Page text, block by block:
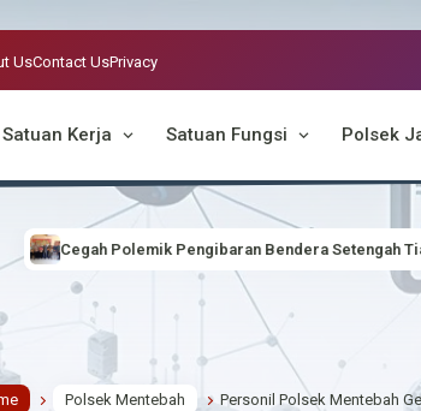
UsContact UsPrivacy
Satuan Kerja Satuan Fungsi Polsek
Setengah Tiang, Polsek Seberuang Gelar
Polsek Mentebah Personil Polsek Mentebah